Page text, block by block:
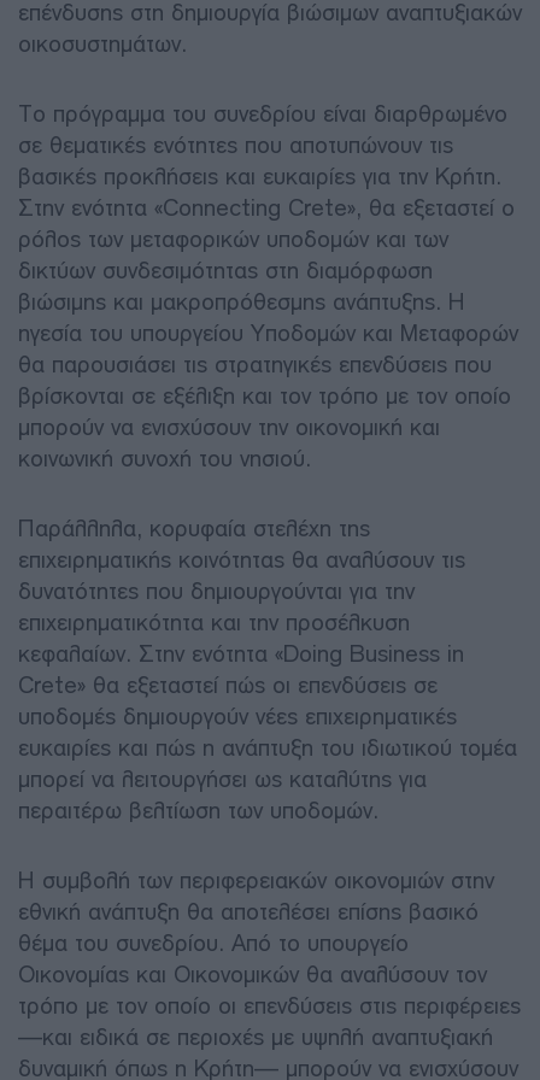
επένδυσης στη δημιουργία βιώσιμων αναπτυξιακών
οικοσυστημάτων.
Το πρόγραμμα του συνεδρίου είναι διαρθρωμένο
σε θεματικές ενότητες που αποτυπώνουν τις
βασικές προκλήσεις και ευκαιρίες για την Κρήτη.
Στην ενότητα «Connecting Crete», θα εξεταστεί ο
ρόλος των μεταφορικών υποδομών και των
δικτύων συνδεσιμότητας στη διαμόρφωση
βιώσιμης και μακροπρόθεσμης ανάπτυξης. Η
ηγεσία του υπουργείου Υποδομών και Μεταφορών
θα παρουσιάσει τις στρατηγικές επενδύσεις που
βρίσκονται σε εξέλιξη και τον τρόπο με τον οποίο
μπορούν να ενισχύσουν την οικονομική και
κοινωνική συνοχή του νησιού.
Παράλληλα, κορυφαία στελέχη της
επιχειρηματικής κοινότητας θα αναλύσουν τις
δυνατότητες που δημιουργούνται για την
επιχειρηματικότητα και την προσέλκυση
κεφαλαίων. Στην ενότητα «Doing Business in
Crete» θα εξεταστεί πώς οι επενδύσεις σε
υποδομές δημιουργούν νέες επιχειρηματικές
ευκαιρίες και πώς η ανάπτυξη του ιδιωτικού τομέα
μπορεί να λειτουργήσει ως καταλύτης για
περαιτέρω βελτίωση των υποδομών.
Η συμβολή των περιφερειακών οικονομιών στην
εθνική ανάπτυξη θα αποτελέσει επίσης βασικό
θέμα του συνεδρίου. Από το υπουργείο
Οικονομίας και Οικονομικών θα αναλύσουν τον
τρόπο με τον οποίο οι επενδύσεις στις περιφέρειες
—και ειδικά σε περιοχές με υψηλή αναπτυξιακή
δυναμική όπως η Κρήτη— μπορούν να ενισχύσουν